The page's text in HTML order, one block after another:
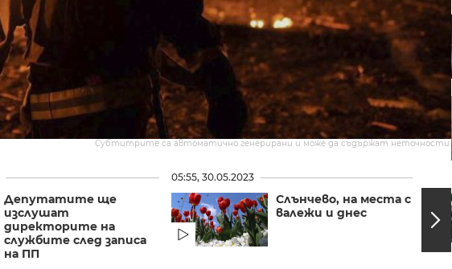
Субтитрите са автоматично генерирани и може да съдържат неточности.
Депутатите ще
изслушат
директорите на
службите след записа
на ПП
05:55, 30.05.2023
Слънчево, на места с
валежи и днес